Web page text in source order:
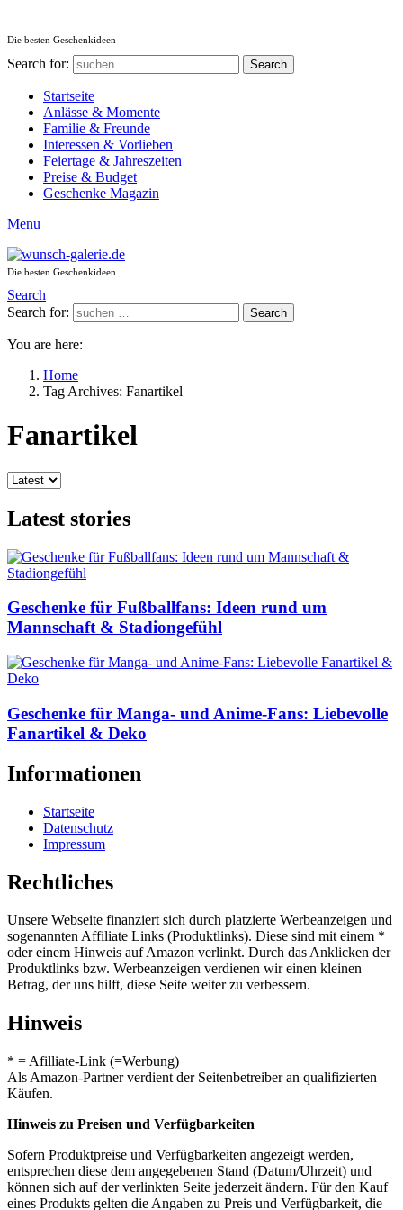
Die besten Geschenkideen
Search for: Search
Startseite
Anlässe & Momente
Familie & Freunde
Interessen & Vorlieben
Feiertage & Jahreszeiten
Preise & Budget
Geschenke Magazin
Menu
Die besten Geschenkideen
Search
Search for:
Search
You are here:
Home
Tag Archives: Fanartikel
Fanartikel
Latest stories
Geschenke für Fußballfans: Ideen rund um
Mannschaft & Stadiongefühl
Geschenke für Manga- und Anime-Fans: Liebevolle
Fanartikel & Deko
Informationen
Startseite
Datenschutz
Impressum
Rechtliches
Unsere Webseite finanziert sich durch platzierte Werbeanzeigen und
sogenannten Affiliate Links (Produktlinks). Diese sind mit einem *
oder einem Hinweis auf Amazon verlinkt. Durch das Anklicken der
Produktlinks bzw. Werbeanzeigen verdienen wir einen kleinen
Betrag, der uns hilft, diese Seite weiter zu verbessern.
Hinweis
* = Afilliate-Link (=Werbung)
Als Amazon-Partner verdient der Seitenbetreiber an qualifizierten
Käufen.
Hinweis zu Preisen und Verfügbarkeiten
Sofern Produktpreise und Verfügbarkeiten angezeigt werden,
entsprechen diese dem angegebenen Stand (Datum/Uhrzeit) und
können sich auf der verlinkten Seite jederzeit ändern. Für den Kauf
eines Produkts gelten die Angaben zu Preis und Verfügbarkeit, die